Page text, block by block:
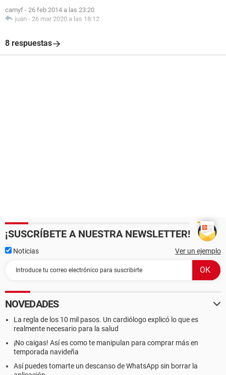
camyf - 26 feb 2014 a las 23:20
juan - 26 mar 2020 a las 18:12
8 respuestas
¡SUSCRÍBETE A NUESTRA NEWSLETTER!
Noticias Ver un ejemplo
NOVEDADES
La regla de los 10 mil pasos. Un cardiólogo explicó lo que es
realmente necesario para la salud
¡No caigas! Así es como te manipulan para comprar más en
temporada navideña
Así puedes tomarte un descanso de WhatsApp sin borrar la